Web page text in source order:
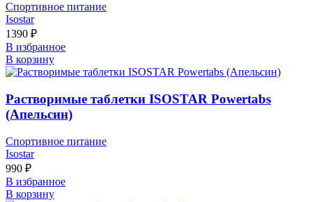
Спортивное питание
Isostar
1390 ₽
В избранное
В корзину
Растворимые таблетки ISOSTAR Powertabs
(Апельсин)
Спортивное питание
Isostar
990 ₽
В избранное
В корзину